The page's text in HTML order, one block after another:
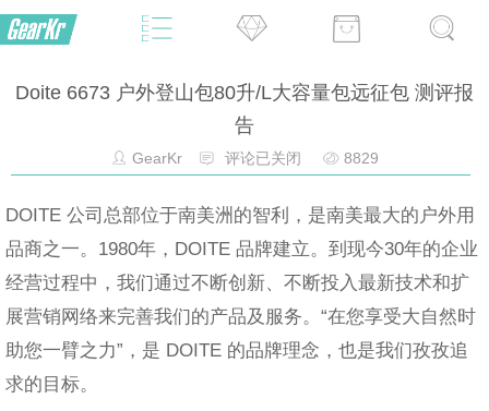
Doite 6673 户外登山包80升/L大容量包远征包 测评报
告
GearKr 评论已关闭 8829
DOITE 公司总部位于南美洲的智利，是南美最大的户外用
品商之一。1980年，DOITE 品牌建立。到现今30年的企业
经营过程中，我们通过不断创新、不断投入最新技术和扩
展营销网络来完善我们的产品及服务。“在您享受大自然时
助您一臂之力”，是 DOITE 的品牌理念，也是我们孜孜追
求的目标。